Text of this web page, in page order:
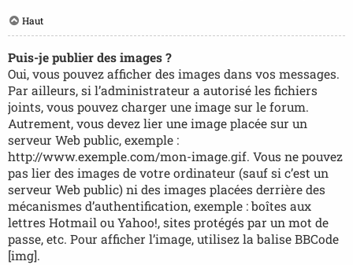
Haut
Puis-je publier des images ?
Oui, vous pouvez afficher des images dans vos messages.
Par ailleurs, si l’administrateur a autorisé les fichiers
joints, vous pouvez charger une image sur le forum.
Autrement, vous devez lier une image placée sur un
serveur Web public, exemple :
http://www.exemple.com/mon-image.gif. Vous ne pouvez
pas lier des images de votre ordinateur (sauf si c’est un
serveur Web public) ni des images placées derrière des
mécanismes d’authentification, exemple : boîtes aux
lettres Hotmail ou Yahoo!, sites protégés par un mot de
passe, etc. Pour afficher l’image, utilisez la balise BBCode
[img].